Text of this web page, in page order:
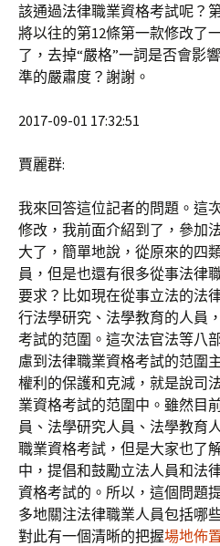
該通過法律職業資格考試呢？
將以往的第12條第一款修改了
了，去掉“嚴格”一詞是否會影
準的嚴肅度？謝謝。
2017-09-01 17:32:51
賈麗群:
我來回答這位記者的問題。這
修改，我前面介紹到了，參加
大了，簡單地說，從原來的四
員，但是也還有很多從事法律
要求？比如現在從事立法的法
行法學研究、法學教育的人員
考試的范圍。這次法官法等八
慮到法律職業資格考試的范圍
權利的保護和克減，就是說司
業資格考試的范圍中。雖然目
員、法學研究人員、法學教育
職業資格考試，但是大家也了
中，提倡和鼓勵立法人員和法
資格考試的。所以，這個問題
多地關注法律職業人員包括哪
對此有一個清晰的把握場地佈